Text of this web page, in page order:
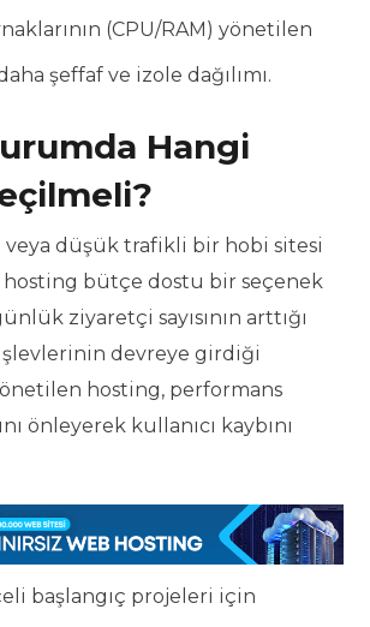
(CPU/RAM) yönetilen
şeffaf ve izole dağılımı.
Hangi
veya düşük trafikli bir hobi sitesi
hosting bütçe dostu bir seçenek
ziyaretçi sayısının arttığı
devreye girdiği
hosting, performans
önleyerek kullanıcı kaybını
başlangıç projeleri için